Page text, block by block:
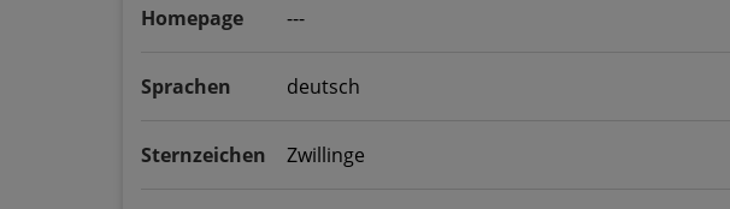
Homepage ---
Sprachen deutsch
Sternzeichen Zwillinge